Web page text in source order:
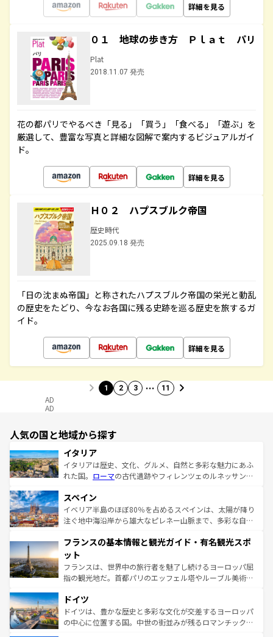
詳細を見る
０１ 地球の歩き方 Ｐｌａｔ パリ
Plat
2018.11.07 発売
花の都パリでやるべき「見る」「買う」「食べる」「遊ぶ」を
厳選して、豊富な写真と詳細な図解で案内するビジュアルガイ
ド。
詳細を見る
Ｈ０２ ハプスブルク帝国
歴史時代
2025.09.18 発売
「日の沈まぬ帝国」と称されたハプスブルク帝国の栄光と動乱
の歴史をたどり、今なお各国に残る史跡を巡る歴史を旅するガ
イド。
詳細を見る
1 2 3 … 11
AD
AD
人気の国と地域から探す
イタリア
イタリアは歴史、文化、グルメ、自然と多彩な魅力にあふ
れた国。 ローマの古代遺跡やフィレンツェのルネッサンス
ろん、トスカーナの美しい田園風景やアマルフィ海岸の絶
景など、自然景観も見逃せない。観光の合間には、本場の
ピザやパスタなど、絶品のイタリア料理を堪能することも
ませてくれるイタリアで、忘れられない旅をしてみよう！
なお、新着のイタリア情報は
しい。
スペイン
イベリア半島のほぼ80％を占めるスペインは、太陽が降り
注ぐ地中海沿岸から雄大なピレネー山脈まで、多彩な自然
文化が根付くこの国では、情熱的なフラメンコ、熱気あふ
れる闘牛、そして美味しいタパスが生活の一部となってい
る。首都マドリードの洗練された雰囲気や、バルセロナの
アートに溢れた街角から、地方では古代ローマ遺跡や中世
せる。地方によって風土や気候が異なるスペインはその個
性で訪れる人を魅了する。 なお、新着のスペイン情報は コ
ンテンツ一覧を参照してほしい。
フランスの基本情報と観光ガイド・有名観光スポ
ット
フランスは、世界中の旅行者を魅了し続けるヨーロッパ屈
指の観光地だ。首都パリのエッフェル塔やルーブル美術館
で、幅広い魅力が詰まっている。華麗な宮殿、歴史的な大
聖堂、美しいビーチ、そして豊かな自然が、訪れる者を心
から魅了する。また、フランスは美食の国としても知ら
ドイツ
ドイツは、豊かな歴史と多彩な文化が交差するヨーロッパ
の中心に位置する国。中世の街並みが残るロマンチック街